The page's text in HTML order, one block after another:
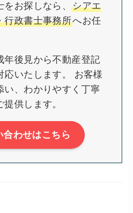
をお探しなら、シアエ
行政書士事務所へお任
年後見から不動産登記
応いたします。 お客様
い、わかりやすく丁寧
供します。
合わせはこちら